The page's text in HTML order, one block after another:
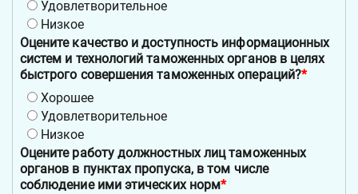
Удовлетворительное
Низкое
Оцените качество и доступность информационных
систем и технологий таможенных органов в целях
быстрого совершения таможенных операций?*
Хорошее
Удовлетворительное
Низкое
Оцените работу должностных лиц таможенных
органов в пунктах пропуска, в том числе
соблюдение ими этических норм*